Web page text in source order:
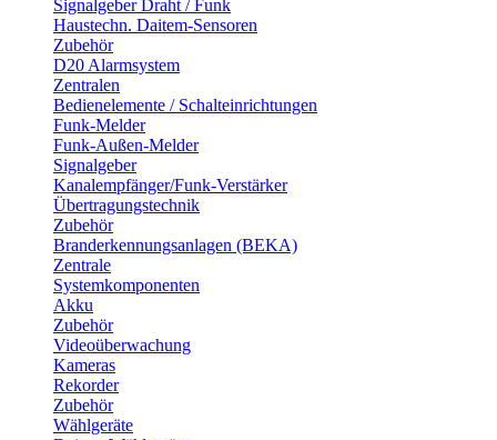
Signalgeber Draht / Funk
Haustechn. Daitem-Sensoren
Zubehör
D20 Alarmsystem
Zentralen
Bedienelemente / Schalteinrichtungen
Funk-Melder
Funk-Außen-Melder
Signalgeber
Kanalempfänger/Funk-Verstärker
Übertragungstechnik
Zubehör
Branderkennungsanlagen (BEKA)
Zentrale
Systemkomponenten
Akku
Zubehör
Videoüberwachung
Kameras
Rekorder
Zubehör
Wählgeräte